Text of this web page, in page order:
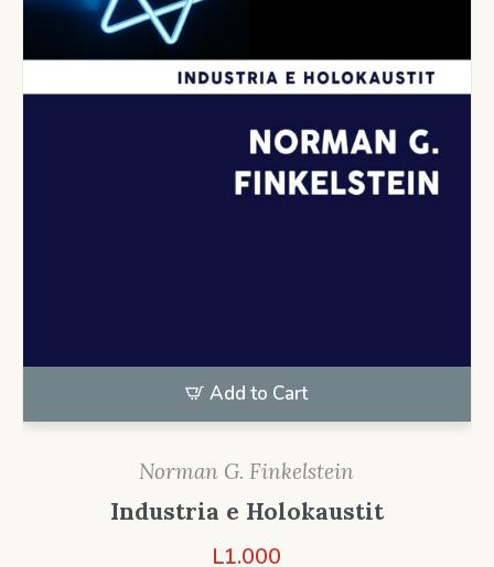
Add to Cart
Norman G. Finkelstein
Industria e Holokaustit
L1.000